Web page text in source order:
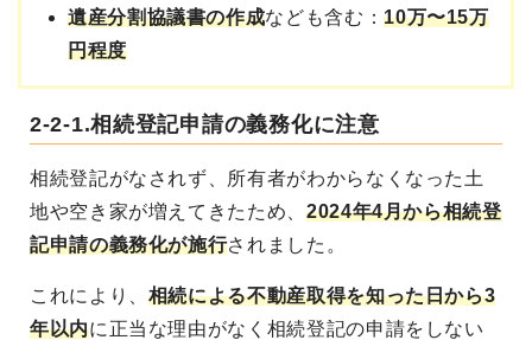
遺産分割協議書の作成なども含む：10万〜15万
円程度
2-2-1.相続登記申請の義務化に注意
相続登記がなされず、所有者がわからなくなった土
地や空き家が増えてきたため、 2024年4月から相続登
記申請の義務化が施行されました。
これにより、 相続による不動産取得を知った日から3
年以内に正当な理由がなく相続登記の申請をしない